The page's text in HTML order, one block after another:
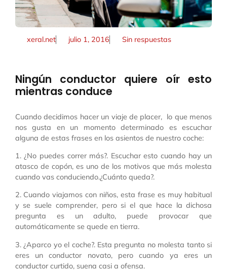
xeral.net julio 1, 2016 Sin respuestas
Ningún conductor quiere oír esto
mientras conduce
Cuando decidimos hacer un viaje de placer, lo que menos
nos gusta en un momento determinado es escuchar
alguna de estas frases en los asientos de nuestro coche:
1. ¿No puedes correr más?. Escuchar esto cuando hay un
atasco de copón, es uno de los motivos que más molesta
cuando vas conduciendo.¿Cuánto queda?.
2. Cuando viajamos con niños, esta frase es muy habitual
y se suele comprender, pero si el que hace la dichosa
pregunta es un adulto, puede provocar que
automáticamente se quede en tierra.
3. ¿Aparco yo el coche?. Esta pregunta no molesta tanto si
eres un conductor novato, pero cuando ya eres un
conductor curtido, suena casi a ofensa.